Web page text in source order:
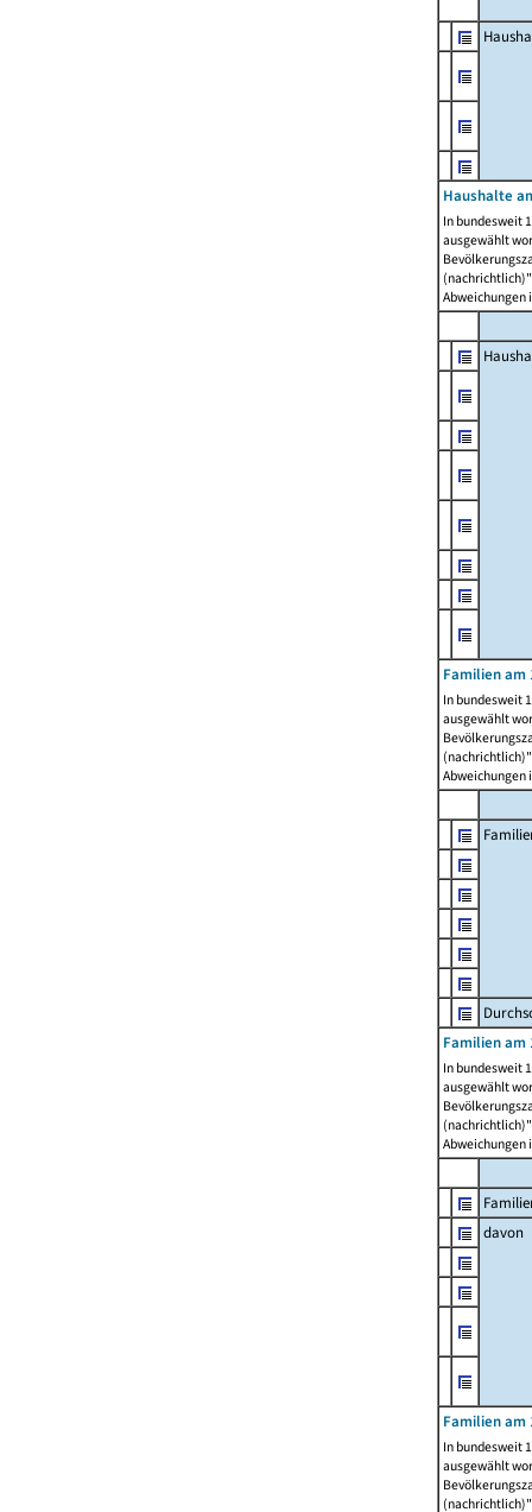
Haushalte
In bundesweit
ausgewählt
Abweichungen
Familien am
In bundesweit
ausgewählt
Abweichungen
Familien am
In bundesweit
ausgewählt
Abweichungen
davon
Familien am
In bundesweit
ausgewählt